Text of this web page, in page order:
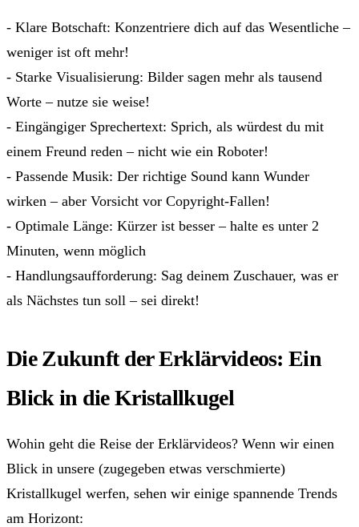
- Klare Botschaft: Konzentriere dich auf das Wesentliche –
weniger ist oft mehr!
- Starke Visualisierung: Bilder sagen mehr als tausend
Worte – nutze sie weise!
- Eingängiger Sprechertext: Sprich, als würdest du mit
einem Freund reden – nicht wie ein Roboter!
- Passende Musik: Der richtige Sound kann Wunder
wirken – aber Vorsicht vor Copyright-Fallen!
- Optimale Länge: Kürzer ist besser – halte es unter 2
Minuten, wenn möglich
- Handlungsaufforderung: Sag deinem Zuschauer, was er
als Nächstes tun soll – sei direkt!
Die Zukunft der Erklärvideos: Ein
Blick in die Kristallkugel
Wohin geht die Reise der Erklärvideos? Wenn wir einen
Blick in unsere (zugegeben etwas verschmierte)
Kristallkugel werfen, sehen wir einige spannende Trends
am Horizont: